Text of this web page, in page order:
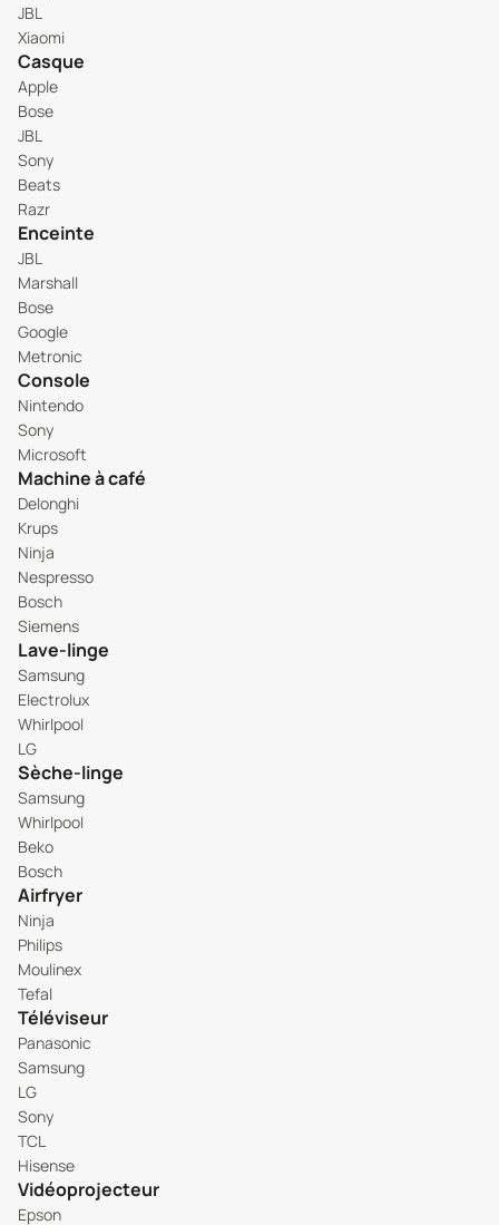
JBL
Xiaomi
Casque
Apple
Bose
JBL
Sony
Beats
Razr
Enceinte
JBL
Marshall
Bose
Google
Metronic
Console
Nintendo
Sony
Microsoft
Machine à café
Delonghi
Krups
Ninja
Nespresso
Bosch
Siemens
Lave-linge
Samsung
Electrolux
Whirlpool
LG
Sèche-linge
Samsung
Whirlpool
Beko
Bosch
Airfryer
Ninja
Philips
Moulinex
Tefal
Téléviseur
Panasonic
Samsung
LG
Sony
TCL
Hisense
Vidéoprojecteur
Epson